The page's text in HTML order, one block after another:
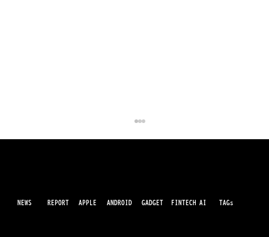
NEWS REPORT APPLE ANDROID GADGET FINTECH AI TAGs